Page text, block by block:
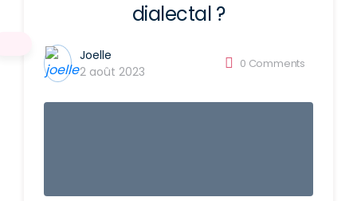
dialectal ?
Joelle
2 août 2023
0 Comments